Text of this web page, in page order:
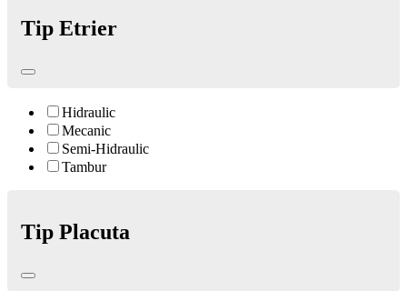
Tip Etrier
Hidraulic
Mecanic
Semi-Hidraulic
Tambur
Tip Placuta